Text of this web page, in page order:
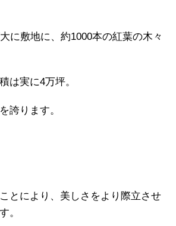
に敷地に、約1000本の紅葉の木々
は実に4万坪。
誇ります。
とにより、美しさをより際立させ
。